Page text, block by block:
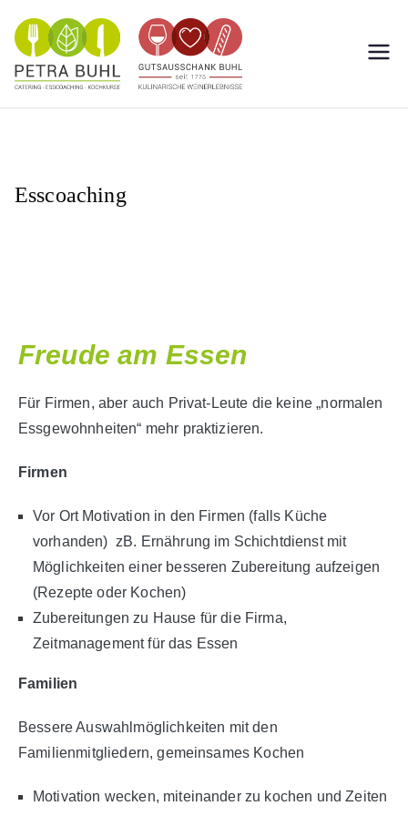
Esscoaching
Freude am Essen
Für Firmen, aber auch Privat-Leute die keine „normalen
Essgewohnheiten“ mehr praktizieren.
Firmen
Vor Ort Motivation in den Firmen (falls Küche
vorhanden) zB. Ernährung im Schichtdienst mit
Möglichkeiten einer besseren Zubereitung aufzeigen
(Rezepte oder Kochen)
Zubereitungen zu Hause für die Firma,
Zeitmanagement für das Essen
Familien
Bessere Auswahlmöglichkeiten mit den
Familienmitgliedern, gemeinsames Kochen
Motivation wecken, miteinander zu kochen und Zeiten